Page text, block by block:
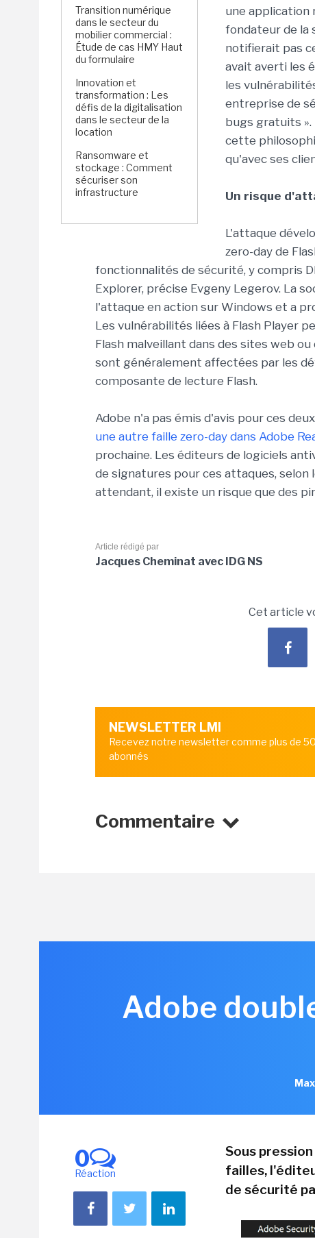
Transition numérique
dans le secteur du
mobilier commercial :
Étude de cas HMY Haut
du formulaire
Innovation et
transformation : Les
défis de la digitalisation
dans le secteur de la
location
Ransomware et
stockage : Comment
sécuriser son
infrastructure
une application
fondateur de la
notifierait pas
avait averti les
les
entreprise de
bugs gratuits
cette
qu'avec ses
Un risque
L'attaque
zero-day de
fonctionnalités de sécurité, y compris
Explorer, précise Evgeny Legerov. La
l'attaque en action sur Windows et a
Les vulnérabilités liées à Flash Player
Flash malveillant dans des sites web
sont généralement affectées par les
composante de lecture Flash.
Adobe n'a pas émis d'avis pour ces
une autre faille zero-day dans Adobe
prochaine. Les éditeurs de logiciels
de signatures pour ces attaques, selon
attendant, il existe un risque que des
Article rédigé par
Jacques Cheminat avec IDG NS
Cet article
NEWSLETTER LMI
Recevez notre newsletter comme plus de
abonnés
Commentaire
Adobe
0
Réaction
Sous
failles,
de sécurité